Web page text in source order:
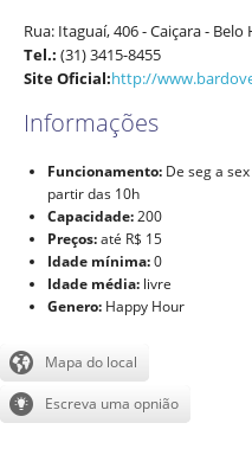
Rua: Itaguaí, 406- Caiçara - Belo
Tel.: (31) 3415-8455
Site Oficial:http://
Informações
Funcionamento: De seg a
partir das 10h
Capacidade:200
Preços:até R$ 15
Idade mínima:0
Idade média: livre
Genero: Happy Hour